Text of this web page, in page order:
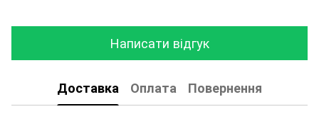
Написати відгук
Доставка Оплата Повернення